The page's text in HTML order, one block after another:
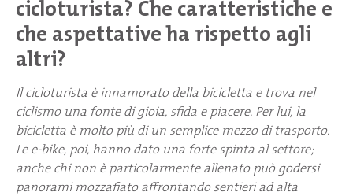
cicloturista? Che caratteristiche e
che aspettative ha rispetto agli
altri?
Il cicloturista è innamorato della bicicletta e trova nel
ciclismo una fonte di gioia, sfida e piacere. Per lui, la
bicicletta è molto più di un semplice mezzo di trasporto.
Le e-bike, poi, hanno dato una forte spinta al settore;
anche chi non è particolarmente allenato può godersi
panorami mozzafiato affrontando sentieri ad alta